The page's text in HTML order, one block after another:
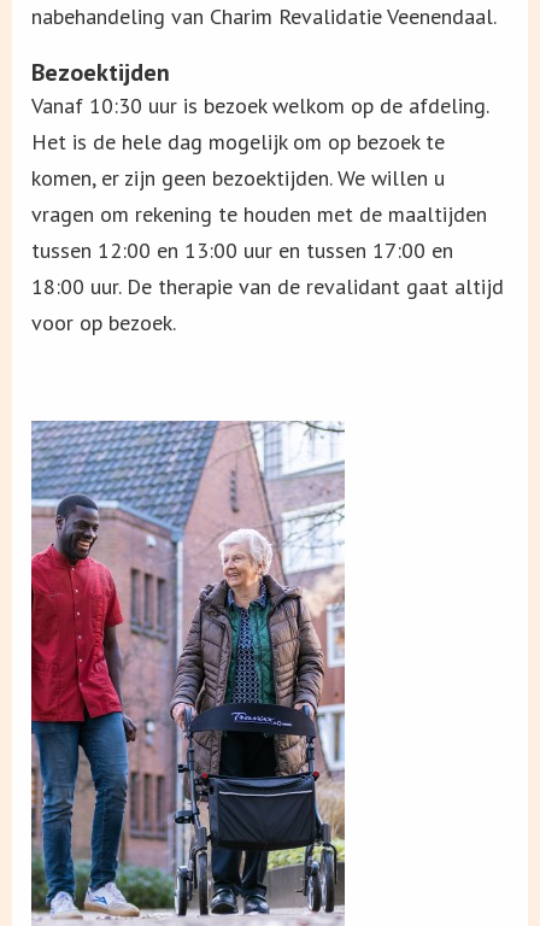
nabehandeling van Charim Revalidatie Veenendaal.
Bezoektijden
Vanaf 10:30 uur is bezoek welkom op de afdeling.
Het is de hele dag mogelijk om op bezoek te
komen, er zijn geen bezoektijden. We willen u
vragen om rekening te houden met de maaltijden
tussen 12:00 en 13:00 uur en tussen 17:00 en
18:00 uur. De therapie van de revalidant gaat altijd
voor op bezoek.